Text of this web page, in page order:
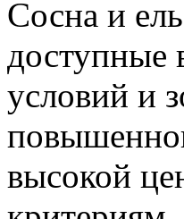
Сосна и
доступные
условий и
высокой